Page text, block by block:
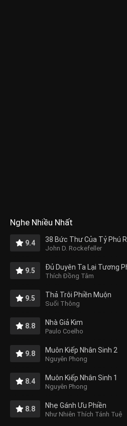
Nghe Nhiều Nhất
9.4 38 Bức Thư Của Tỷ Phú
John D. Rockefeller
9.5 Đủ Duyên Ta Lại Tương
Thích Đồng Tâm
9.5 Thả Trôi Phiền Muộn
Suối Thông
8.8 Nhà Giả Kim
Paulo Coelho
9.8 Muôn Kiếp Nhân Sinh 2
Nguyên Phong
8.4 Muôn Kiếp Nhân Sinh 1
Nguyên Phong
8.8 Nhẹ Gánh Ưu Phiền
Như Nhiên Thích Tánh Tuệ